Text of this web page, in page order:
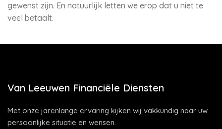
gewenst zijn. En natuurlijk letten we erop dat u niet te
veel betaalt.
Van Leeuwen Financiële Diensten
Met onze jarenlange ervaring kijken wij vakkundig naar uw
persoonlijke situatie en wensen.